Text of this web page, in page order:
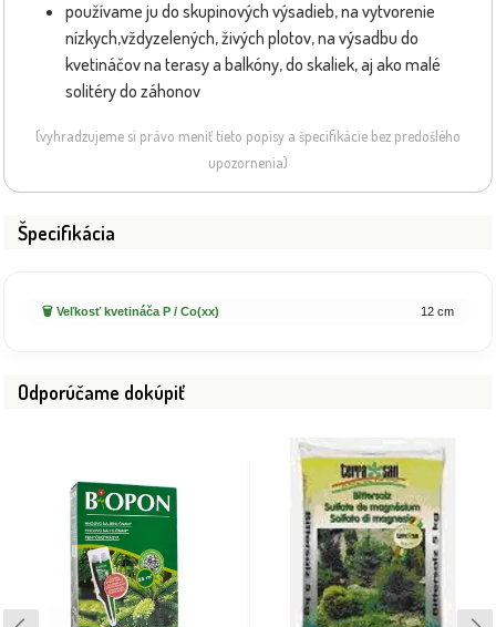
používame ju do skupinových výsadieb, na vytvorenie
nízkych,vždyzelených, živých plotov, na výsadbu do
kvetináčov na terasy a balkóny, do skaliek, aj ako malé
solitéry do záhonov
(vyhradzujeme si právo meniť tieto popisy a špecifikácie bez predošlého
upozornenia)
Špecifikácia
🗑️ Veľkosť kvetináča P / Co(xx) 12 cm
Odporúčame dokúpiť